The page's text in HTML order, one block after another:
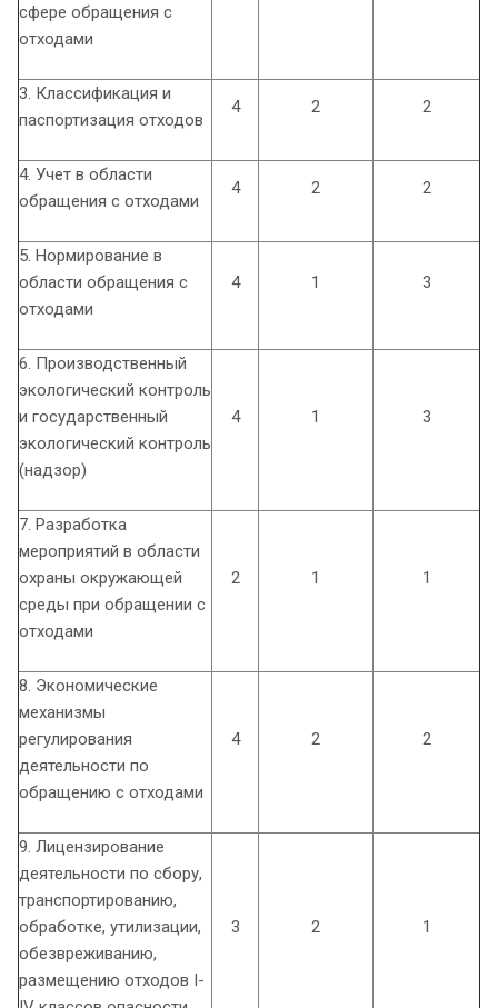
сфере обращения с
отходами
3. Классификация и
паспортизация отходов
4 2 2
4. Учет в области
обращения с отходами
4 2 2
5. Нормирование в
области обращения с
отходами
4 1 3
6. Производственный
экологический контроль
и государственный
экологический контроль
(надзор)
4 1 3
7. Разработка
мероприятий в области
охраны окружающей
среды при обращении с
отходами
2 1 1
8. Экономические
механизмы
регулирования
деятельности по
обращению с отходами
4 2 2
9. Лицензирование
деятельности по сбору,
транспортированию,
обработке, утилизации,
обезвреживанию,
размещению отходов I-
3 2 1